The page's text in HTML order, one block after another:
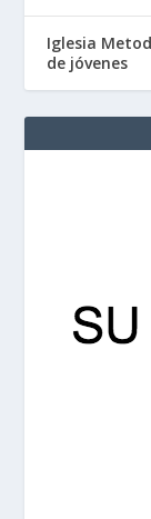
Iglesia
de jóvenes